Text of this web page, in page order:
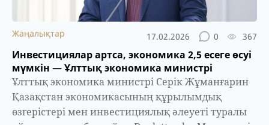
Жаңалықтар 17.02.2026 0 367
Инвестициялар артса, экономика 2,5 есеге өсуі
мүмкін — Ұлттық экономика министрі
Ұлттық экономика министрі Серік Жұманғарин
Қазақстан экономикасының құрылымдық
өзгерістері мен инвестициялық әлеуеті туралы